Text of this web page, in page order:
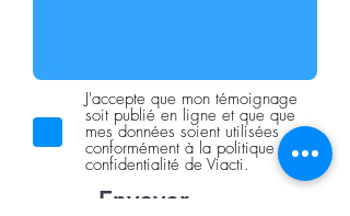
J'accepte que mon témoignage
soit publié en ligne et que que
mes données soient utilisées
conformément à la politique de
confidentialité de Viacti.
Envoyer